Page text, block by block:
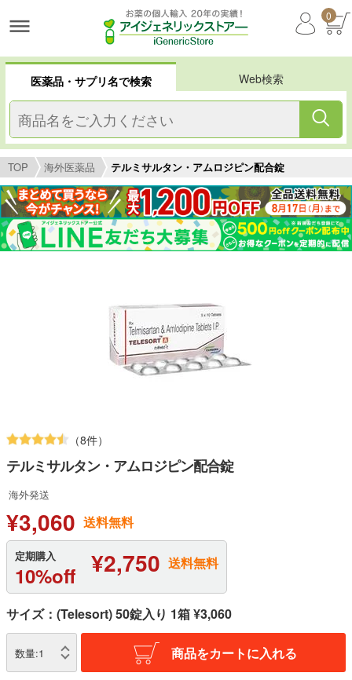
0
医薬品・サプリ名で検索 Web検索
TOP 海外医薬品 テルミサルタン・アムロジピン配合錠
（8件）
テルミサルタン・アムロジピン配合錠
海外発送
¥3,060 送料無料
定期購入
10%off ¥2,750 送料無料
サイズ：(Telesort) 50錠入り 1箱 ¥3,060
数量:1 商品をカートに入れる